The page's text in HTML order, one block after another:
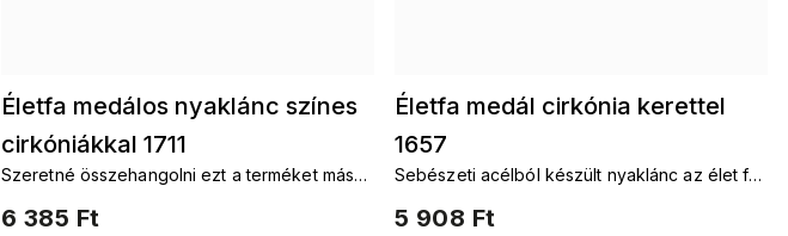
Életfa medálos nyaklánc színes
cirkóniákkal 1711
6 385 Ft
Szeretné összehangolni ezt a terméket más
életfaFülbevalók életfaKarkötők
Életfa medál cirkónia kerettel
1657
5 908 Ft
Sebészeti acélból készült nyaklánc az élet fáj